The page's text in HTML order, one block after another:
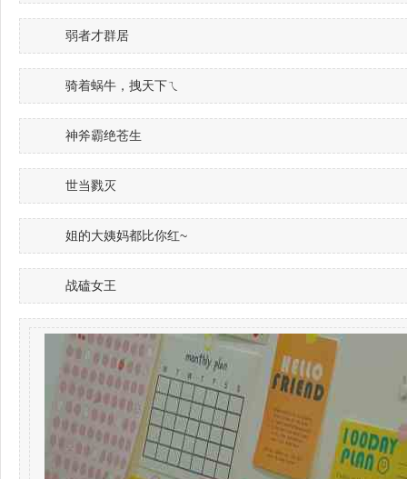
弱者才群居
骑着蜗牛，拽天下ㄟ
神斧霸绝苍生
世当戮灭
姐的大姨妈都比你红~
战磕女王